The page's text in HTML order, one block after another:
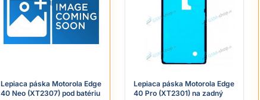
Lepiaca páska Motorola Edge
40 Neo (XT2307) pod batériu
Lepiaca páska Motorola Edge
40 Pro (XT2301) na zadný